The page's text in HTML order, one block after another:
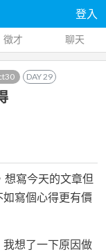
登入
徵才 聊天
DAY29
寫今天的文章但
寫個心得更有價
想了一下原因做